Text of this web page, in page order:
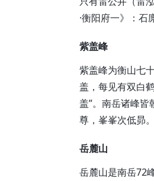
·衡阳府一》：石
紫盖峰
紫盖峰为衡山七
盖，每见有双白
盖”。南岳诸峰
尊，峯峯次低昴
岳麓山
岳麓山是南岳72